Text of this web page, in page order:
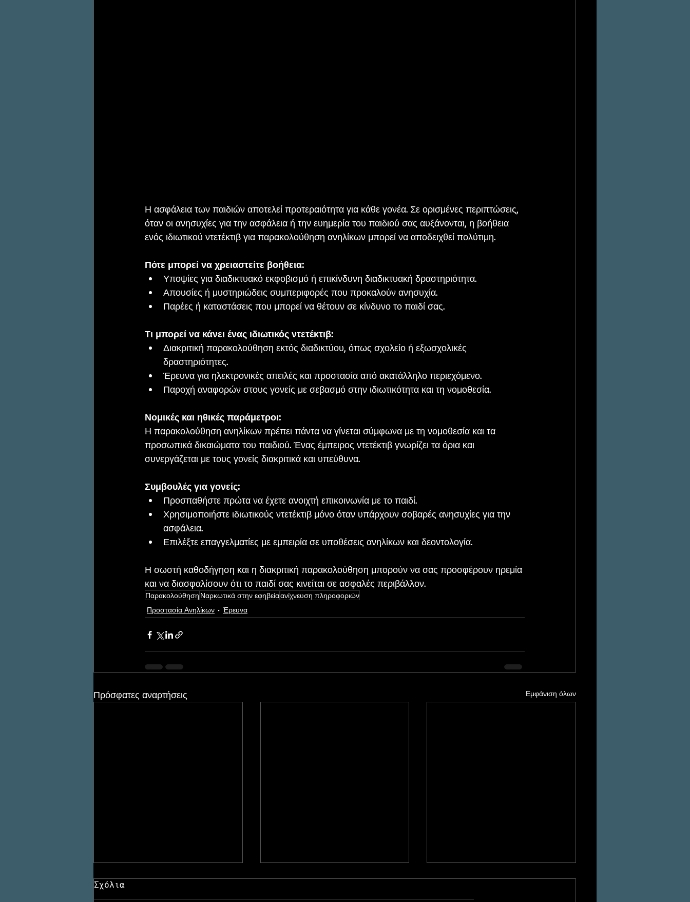
Η ασφάλεια των παιδιών αποτελεί προτεραιότητα για κάθε γονέα. Σε ορισμένες περιπτώσεις,
όταν οι ανησυχίες για την ασφάλεια ή την ευημερία του παιδιού σας αυξάνονται, η βοήθεια
ενός ιδιωτικού ντετέκτιβ για παρακολούθηση ανηλίκων μπορεί να αποδειχθεί πολύτιμη.
Πότε μπορεί να χρειαστείτε βοήθεια:
Υποψίες για διαδικτυακό εκφοβισμό ή επικίνδυνη διαδικτυακή δραστηριότητα.
Απουσίες ή μυστηριώδεις συμπεριφορές που προκαλούν ανησυχία.
Παρέες ή καταστάσεις που μπορεί να θέτουν σε κίνδυνο το παιδί σας.
Τι μπορεί να κάνει ένας ιδιωτικός ντετέκτιβ:
Διακριτική παρακολούθηση εκτός διαδικτύου, όπως σχολείο ή εξωσχολικές
δραστηριότητες.
Έρευνα για ηλεκτρονικές απειλές και προστασία από ακατάλληλο περιεχόμενο.
Παροχή αναφορών στους γονείς με σεβασμό στην ιδιωτικότητα και τη νομοθεσία.
Νομικές και ηθικές παράμετροι:
Η παρακολούθηση ανηλίκων πρέπει πάντα να γίνεται σύμφωνα με τη νομοθεσία και τα
προσωπικά δικαιώματα του παιδιού. Ένας έμπειρος ντετέκτιβ γνωρίζει τα όρια και
συνεργάζεται με τους γονείς διακριτικά και υπεύθυνα.
Συμβουλές για γονείς:
Προσπαθήστε πρώτα να έχετε ανοιχτή επικοινωνία με το παιδί.
Χρησιμοποιήστε ιδιωτικούς ντετέκτιβ μόνο όταν υπάρχουν σοβαρές ανησυχίες για την
ασφάλεια.
Επιλέξτε επαγγελματίες με εμπειρία σε υποθέσεις ανηλίκων και δεοντολογία.
Η σωστή καθοδήγηση και η διακριτική παρακολούθηση μπορούν να σας προσφέρουν ηρεμία
και να διασφαλίσουν ότι το παιδί σας κινείται σε ασφαλές περιβάλλον.
Παρακολούθηση Ναρκωτικά στην εφηβείαανίχνευση πληροφοριών
Προστασία Ανηλίκων
Έρευνα
Πρόσφατες αναρτήσεις Εμφάνιση όλων
Σχόλια